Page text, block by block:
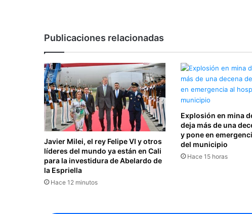
Publicaciones relacionadas
Javier Milei, el rey Felipe VI y otros
líderes del mundo ya están en Cali
para la investidura de Abelardo de
la Espriella
Hace 12 minutos
Explosión en mina
deja más de una
y pone en
del municipio
Hace 15 horas